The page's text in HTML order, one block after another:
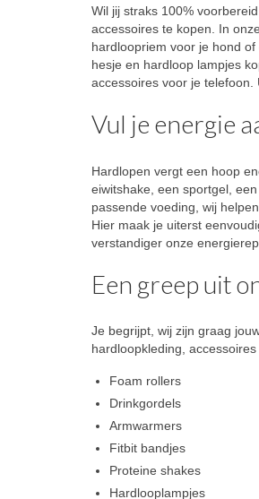
Wil jij straks 100%
accessoires te kopen. In
hardloopriem voor je hond
hesje en hardloop lampjes
accessoires voor je
Vul je energie
Hardlopen vergt een hoop
eiwitshake, een sportgel,
passende voeding, wij
Hier maak je uiterst
verstandiger onze
Een greep uit
Je begrijpt, wij zijn graag
hardloopkleding,
Foam rollers
Drinkgordels
Armwarmers
Fitbit bandjes
Proteine shakes
Hardlooplampjes